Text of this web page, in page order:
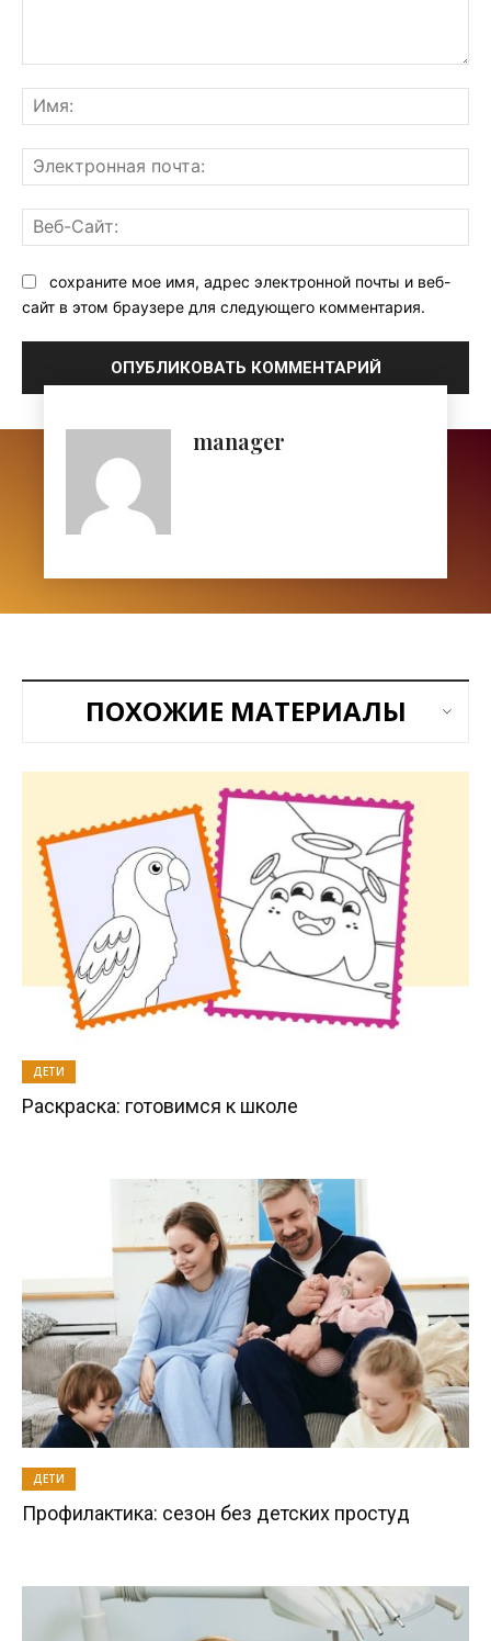
сохраните мое имя, адрес электронной почты и веб-
сайт в этом браузере для следующего комментария.
manager
ПОХОЖИЕ МАТЕРИАЛЫ
ДЕТИ
Раскраска: готовимся к школе
ДЕТИ
Профилактика: сезон без детских простуд